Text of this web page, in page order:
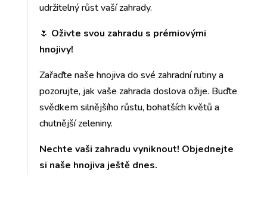
udržitelný růst vaší zahrady.
🌷 Oživte svou zahradu s prémiovými
hnojivy!
Zařaďte naše hnojiva do své zahradní rutiny a
pozorujte, jak vaše zahrada doslova ožije. Buďte
svědkem silnějšího růstu, bohatších květů a
chutnější zeleniny.
Nechte vaši zahradu vyniknout! Objednejte
si naše hnojiva ještě dnes.